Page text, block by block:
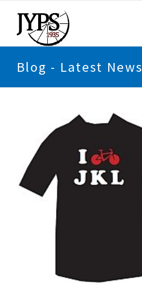
Blog - Latest News